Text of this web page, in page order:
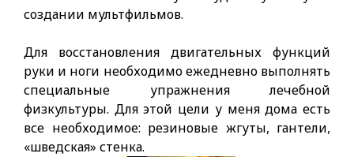
создании мультфильмов.
Для восстановления двигательных функций
руки и ноги необходимо ежедневно выполнять
специальные упражнения лечебной
физкультуры. Для этой цели у меня дома есть
все необходимое: резиновые жгуты, гантели,
«шведская» стенка.